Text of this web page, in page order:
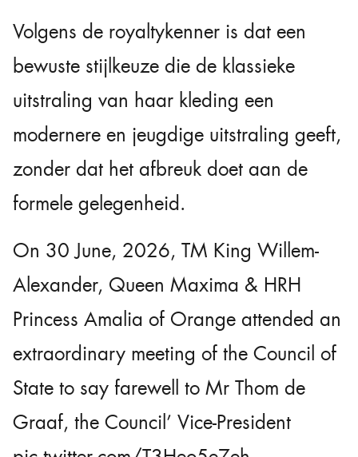
Volgens de royaltykenner is dat een
bewuste stijlkeuze die de klassieke
uitstraling van haar kleding een
modernere en jeugdige uitstraling geeft,
zonder dat het afbreuk doet aan de
formele gelegenheid.
On 30 June, 2026, TM King Willem-
Alexander, Queen Maxima & HRH
Princess Amalia of Orange attended an
extraordinary meeting of the Council of
State to say farewell to Mr Thom de
Graaf, the Council’ Vice-President